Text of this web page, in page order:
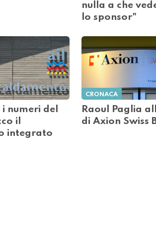
nulla a che
lo sponsor"
numeri del
il
integrato
CRONACA
Raoul Paglia
di Axion Swiss